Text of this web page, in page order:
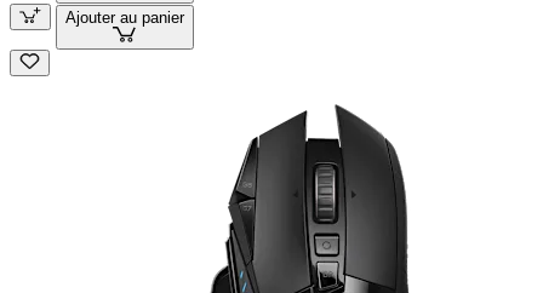
Ajouter au panier